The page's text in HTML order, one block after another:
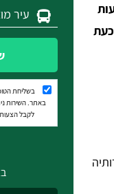
כעת
בשליחת
באתר. השירות
לקבל הצעות